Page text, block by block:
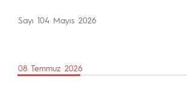
Sayı 104 Mayıs 2026
08 Temmuz 2026